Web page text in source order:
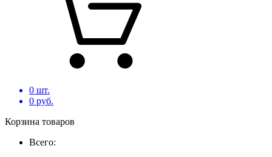
0 шт.
0 руб.
Корзина товаров
Всего: